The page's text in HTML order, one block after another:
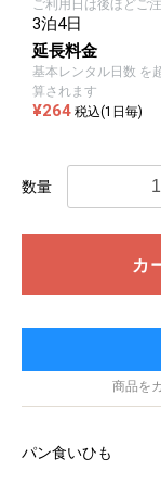
ご利用日は後ほどご
3泊4日
延長料金
基本レンタル日数 を
算されます
¥264 税込(1日毎)
数量
カ
商品を
パン食いひも